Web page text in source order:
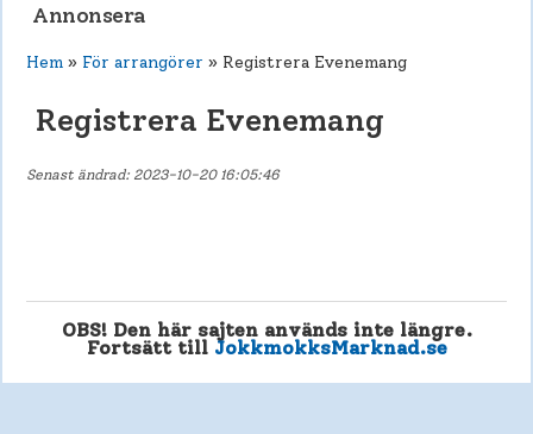
Annonsera
Hem » För arrangörer » Registrera Evenemang
Registrera Evenemang
Senast ändrad: 2023-10-20 16:05:46
OBS! Den här sajten används inte längre.
Fortsätt till JokkmokksMarknad.se